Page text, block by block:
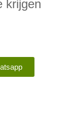
krijgen